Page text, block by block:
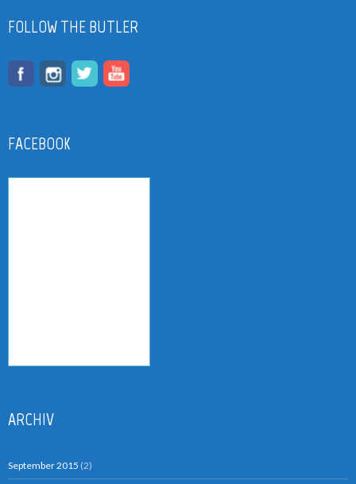
FOLLOW THE BUTLER
FACEBOOK
ARCHIV
September 2015 (2)